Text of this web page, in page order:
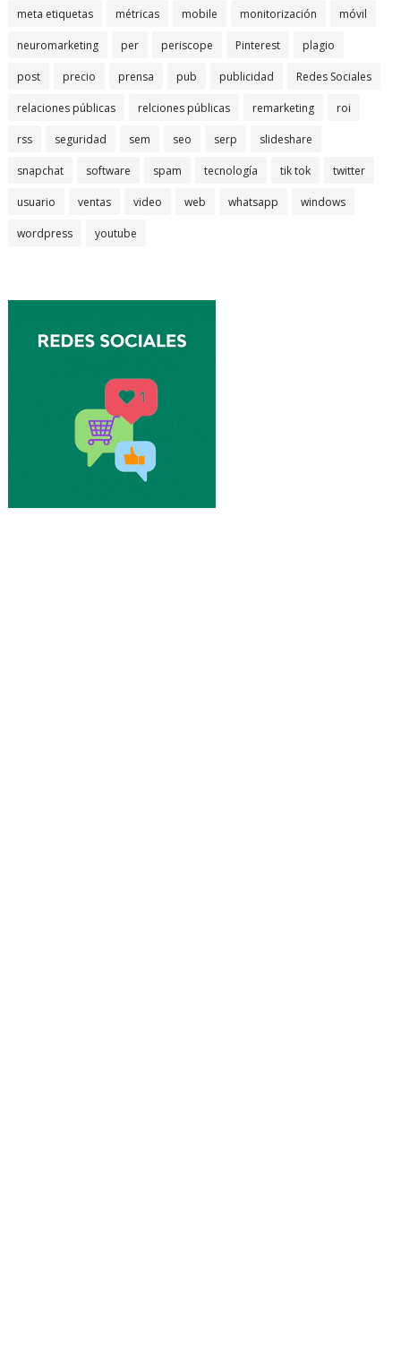
meta etiquetas métricas mobile monitorización móvil
neuromarketing per periscope Pinterest plagio
post precio prensa pub publicidad Redes Sociales
relaciones públicas relciones públicas remarketing roi
rss seguridad sem seo serp slideshare
snapchat software spam tecnología tik tok twitter
usuario ventas video web whatsapp windows
wordpress youtube